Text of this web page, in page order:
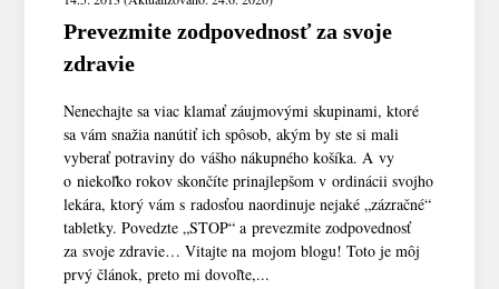
Prevezmite zodpovednosť za svoje
zdravie
Nenechajte sa viac klamať záujmovými skupinami, ktoré
sa vám snažia nanútiť ich spôsob, akým by ste si mali
vyberať potraviny do vášho nákupného košíka. A vy
o niekoľko rokov skončíte prinajlepšom v ordinácii svojho
lekára, ktorý vám s radosťou naordinuje nejaké „zázračné“
tabletky. Povedzte „STOP“ a prevezmite zodpovednosť
za svoje zdravie… Vitajte na mojom blogu! Toto je môj
prvý článok, preto mi dovoľte,...